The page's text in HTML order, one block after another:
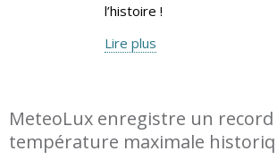
l’histoire !
Lire plus
MeteoLux enregistre un record
température maximale